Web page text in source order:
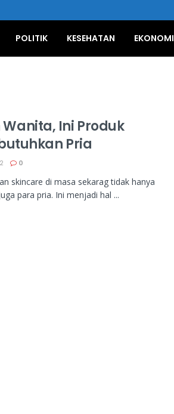
POLITIK KESEHATAN EKONOMI
Ini Produk
Pria
0
skincare di masa sekarag tidak hanya
para pria. Ini menjadi hal ...